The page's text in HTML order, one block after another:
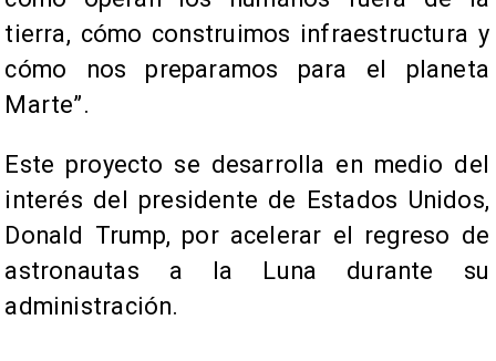
tierra, cómo construimos infraestructura y
cómo nos preparamos para el planeta
Marte”.
Este proyecto se desarrolla en medio del
interés del presidente de Estados Unidos,
Donald Trump, por acelerar el regreso de
astronautas a la Luna durante su
administración.